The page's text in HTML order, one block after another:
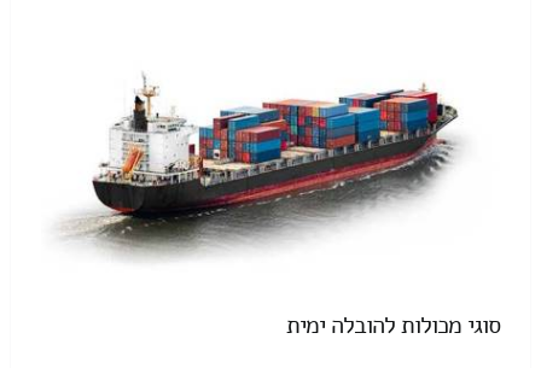
סוגי מכולות להובלה ימית